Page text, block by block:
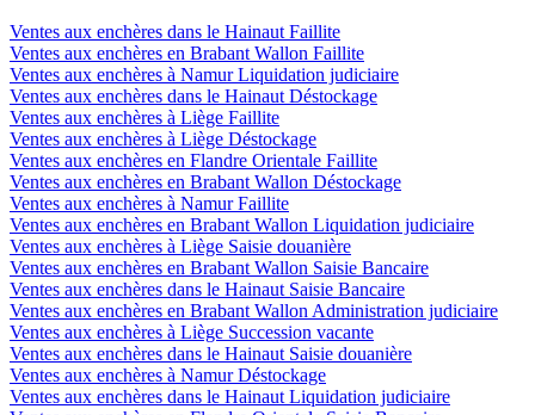
Ventes aux enchères dans le Hainaut Faillite
Ventes aux enchères en Brabant Wallon Faillite
Ventes aux enchères à Namur Liquidation judiciaire
Ventes aux enchères dans le Hainaut Déstockage
Ventes aux enchères à Liège Faillite
Ventes aux enchères à Liège Déstockage
Ventes aux enchères en Flandre Orientale Faillite
Ventes aux enchères en Brabant Wallon Déstockage
Ventes aux enchères à Namur Faillite
Ventes aux enchères en Brabant Wallon Liquidation judiciaire
Ventes aux enchères à Liège Saisie douanière
Ventes aux enchères en Brabant Wallon Saisie Bancaire
Ventes aux enchères dans le Hainaut Saisie Bancaire
Ventes aux enchères en Brabant Wallon Administration judiciaire
Ventes aux enchères à Liège Succession vacante
Ventes aux enchères dans le Hainaut Saisie douanière
Ventes aux enchères à Namur Déstockage
Ventes aux enchères dans le Hainaut Liquidation judiciaire